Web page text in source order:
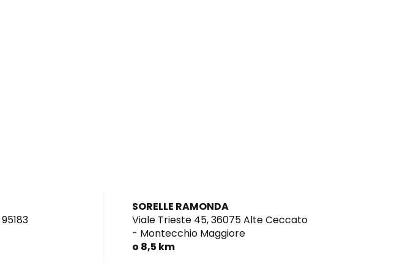
95183
SORELLE RAMONDA
Viale Trieste 45,36075 Alte Ceccato
- Montecchio Maggiore
o 8,5 km